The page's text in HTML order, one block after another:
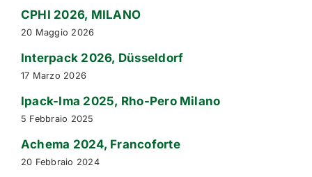
CPHI 2026, MILANO
20 Maggio 2026
Interpack 2026, Düsseldorf
17 Marzo 2026
Ipack-Ima 2025, Rho-Pero Milano
5 Febbraio 2025
Achema 2024, Francoforte
20 Febbraio 2024